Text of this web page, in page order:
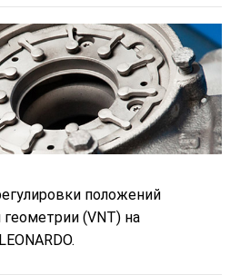
положений
(VNT) на